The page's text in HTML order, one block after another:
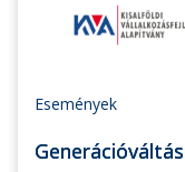
Események